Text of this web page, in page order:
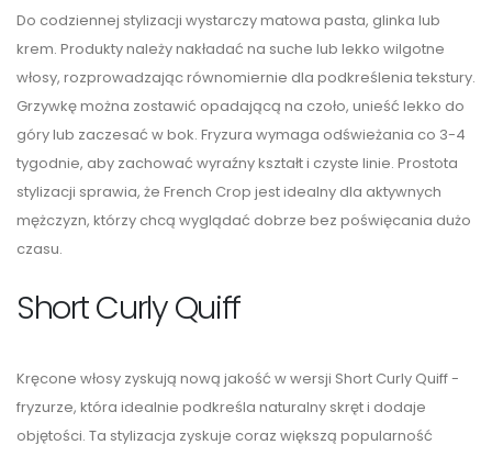
Do codziennej stylizacji wystarczy matowa pasta, glinka lub
krem. Produkty należy nakładać na suche lub lekko wilgotne
włosy, rozprowadzając równomiernie dla podkreślenia tekstury.
Grzywkę można zostawić opadającą na czoło, unieść lekko do
góry lub zaczesać w bok. Fryzura wymaga odświeżania co 3-4
tygodnie, aby zachować wyraźny kształt i czyste linie. Prostota
stylizacji sprawia, że French Crop jest idealny dla aktywnych
mężczyzn, którzy chcą wyglądać dobrze bez poświęcania dużo
czasu.
Short Curly Quiff
Kręcone włosy zyskują nową jakość w wersji Short Curly Quiff -
fryzurze, która idealnie podkreśla naturalny skręt i dodaje
objętości. Ta stylizacja zyskuje coraz większą popularność